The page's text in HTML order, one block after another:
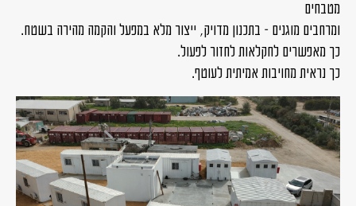
מטבחים
ומרחבים מוגנים – בתכנון מדויק, ייצור מלא במפעל והקמה מהירה בשטח.
כך מאפשרים לחקלאות לחזור לפעול.
כך נראית מחויבות אמיתית לעוטף.